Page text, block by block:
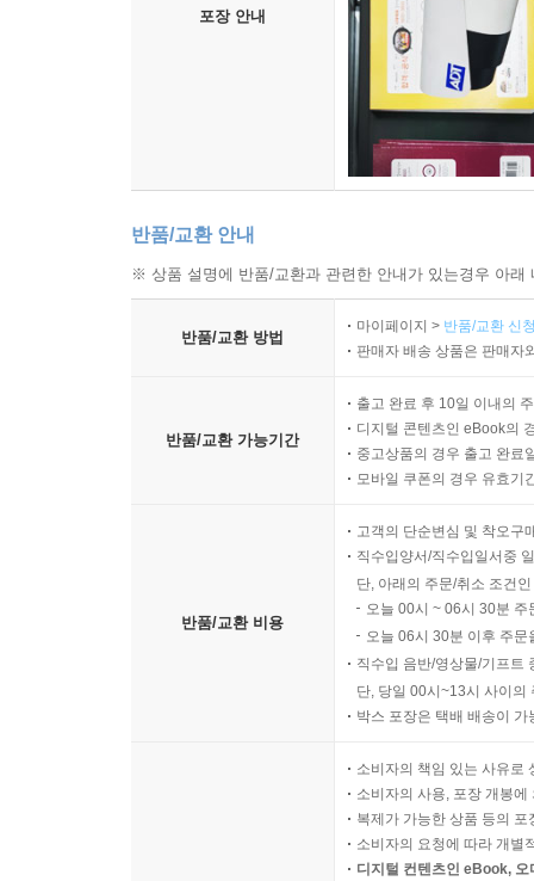
책의 전체에 스미듯 녹아 있는 버지니아 울프의
쓰기의 세계를 유영한 중년 여성 작가들의 문장
포장 안내
반품/교환 안내
※ 상품 설명에 반품/교환과 관련한 안내가 있는경우 아
반품/교환 방법
마이페이지 > 반품/교환 신
판매자 배송 상품은 판매자
반품/교환 가능기간
출고 완료 후 10일 이내의
디지털 콘텐츠인 eBook의
중고상품의 경우 출고 완료
모바일 쿠폰의 경우 유효기
반품/교환 비용
고객의 단순변심 및 착오구
직수입양서/직수입일서중
단, 아래의 주문/취소 조건
오늘 00시 ~ 06시 30분
오늘 06시 30분 이후 주
직수입 음반/영상물/기프트
단, 당일 00시~13시 사이의
박스 포장은 택배 배송이
소비자의 책임 있는 사유로
소비자의 사용, 포장 개봉
복제가 가능한 상품 등의
소비자의 요청에 따라 개별
디지털 컨텐츠인 eBook,